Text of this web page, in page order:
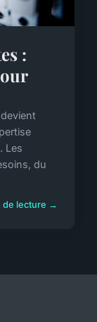
:
Les
du
de lecture →